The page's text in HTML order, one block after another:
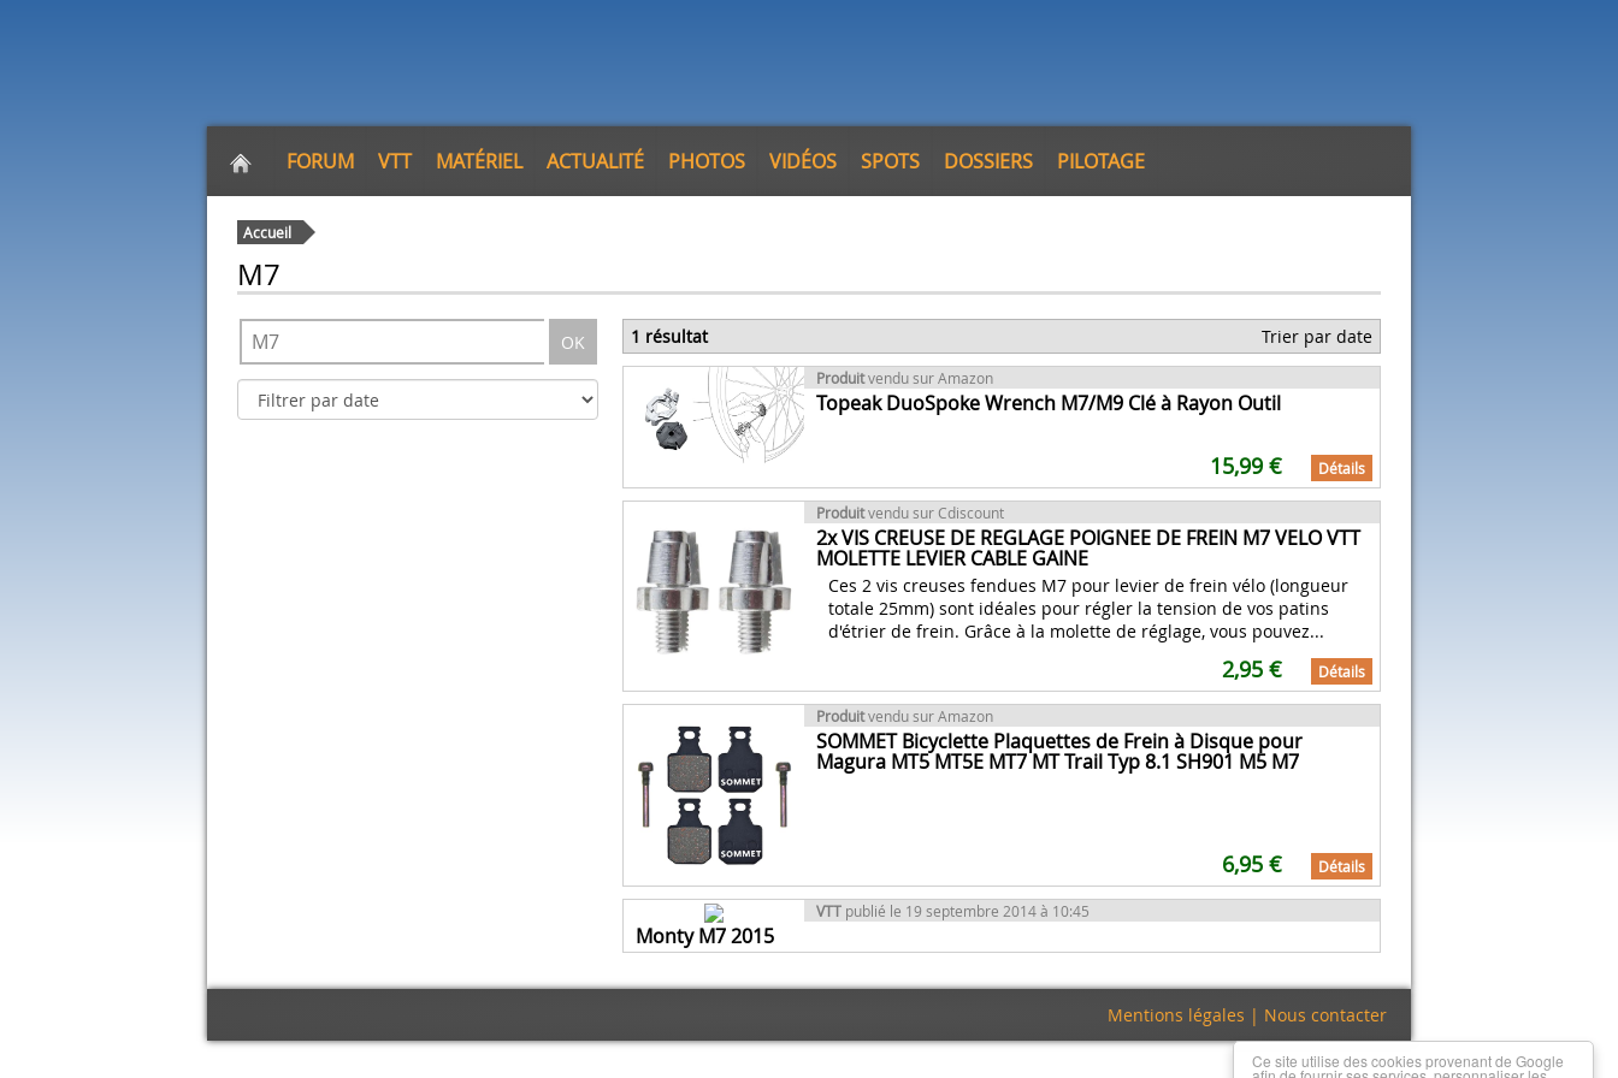
FORUM VTT MATÉRIEL ACTUALITÉ PHOTOS VIDÉOS SPOTS DOSSIERS PILOTAGE
Accueil
M7
OK 1 résultat Trier par date
Produitvendu sur Amazon
Topeak DuoSpoke Wrench M7/M9 Clé à Rayon Outil
15,99 € Détails
Produitvendu sur Cdiscount
2x VIS CREUSE DE REGLAGE POIGNEE DE FREIN M7 VELO VTT
MOLETTE LEVIER CABLE GAINE
Ces 2 vis creuses fendues M7 pour levier de frein vélo (longueur
totale 25mm) sont idéales pour régler la tension de vos patins
d'étrier de frein. Grâce à la molette de réglage, vous pouvez...
2,95 € Détails
Produitvendu sur Amazon
SOMMET Bicyclette Plaquettes de Frein à Disque pour
Magura MT5 MT5E MT7 MT Trail Typ 8.1 SH901 M5 M7
6,95 € Détails
VTT publié le 19 septembre 2014 à 10:45
Monty M7 2015
Mentions légales | Nous contacter
Ce site utilise des cookies provenant de Google